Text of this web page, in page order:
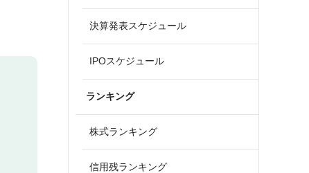
決算発表スケジュール
IPOスケジュール
ランキング
株式ランキング
信用残ランキング